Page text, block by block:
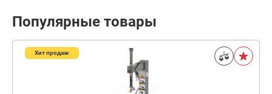
Популярные товары
Хит продаж